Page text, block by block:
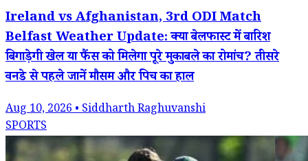
Ireland vs Afghanistan, 3rd ODI Match
Belfast Weather Update: क्या बेलफास्ट में बारिश
बिगाड़ेगी खेल या फैंस को मिलेगा पूरे मुकाबले का रोमांच? तीसरे
वनडे से पहले जानें मौसम और पिच का हाल
Aug 10, 2026 • Siddharth Raghuvanshi
SPORTS